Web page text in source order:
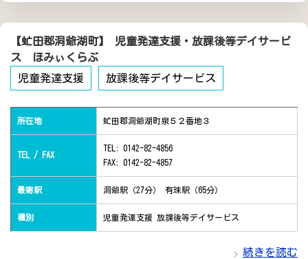
【虻田郡洞爺湖町】 児童発達支援・放課後等デイサービ
ス ほみぃくらぶ
児童発達支援
放課後等デイサービス
所在地 虻田郡洞爺湖町泉５２番地３
TEL / FAX
TEL: 0142-82-4856
FAX: 0142-82-4857
最寄駅 洞爺駅（27分） 有珠駅（65分）
種別 児童発達支援 放課後等デイサービス
続きを読む